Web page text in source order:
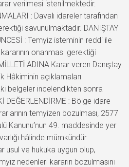
verilmesi istenilmektedir.
: Davalı idareler tarafından
savunulmaktadır. DANIŞTAY
: Temyiz isteminin reddi ile
onanması gerektiği
ADINA Karar veren Danıştay
Hâkiminin açıklamaları
belgeler incelendikten sonra
DEĞERLENDİRME : Bölge idare
temyizen bozulması, 2577
Kanunu’nun 49. maddesinde yer
hâlinde mümkündür.
usul ve hukuka uygun olup,
nedenleri kararın bozulmasını